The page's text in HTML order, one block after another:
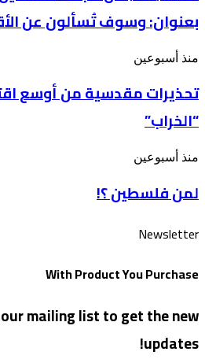
بينهم”
“فلسطين
في
بعنوان: وسوف
عن
الأقصى
بعنوان: وسوف تُسألون عن
تحذيرات
من
أوسع
اقتحام
للأقصى
بذكرى
“الخراب”
منذ أسبوعين
تحذيرات مقدسية من أوسع
“الخراب”
لمن
؟!
منذ أسبوعين
لمن فلسطين ؟!
Newsletter
With Product You Purchase
mailing list to get the new
updates!